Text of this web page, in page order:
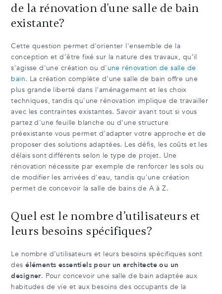
de la rénovation d'une salle de bain
existante?
Cette question permet d'orienter l'ensemble de la
conception et d’être fixé sur la nature des travaux, qu’il
s'agisse d'une création ou d'une rénovation de salle de
bain. La création complète d’une salle de bain offre une
plus grande liberté dans l'aménagement et les choix
techniques, tandis qu'une rénovation implique de travailler
avec les contraintes existantes. Savoir avant tout si vous
partez d'une feuille blanche ou d'une structure
préexistante vous permet d'adapter votre approche et de
proposer des solutions adaptées. Les défis, les coûts et les
délais sont différents selon le type de projet. Une
rénovation nécessite par exemple de renforcer les sols ou
de modifier les arrivées d'eau, tandis qu'une création
permet de concevoir la salle de bains de A à Z.
Quel est le nombre d’utilisateurs et
leurs besoins spécifiques?
Le nombre d’utilisateurs et leurs besoins spécifiques sont
deséléments essentiels pour un architecte ou un
designer. Pour concevoir une salle de bain adaptée aux
habitudes de vie et aux besoins des occupants de la